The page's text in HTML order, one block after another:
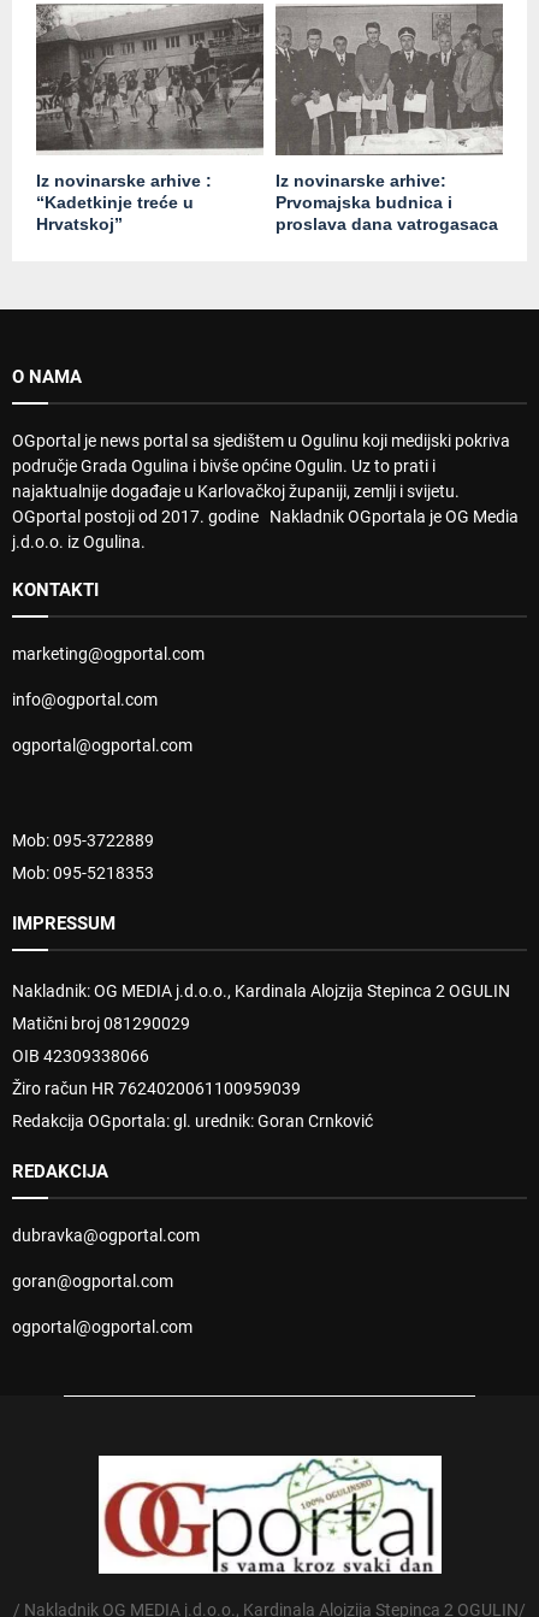
Iz novinarske arhive :
“Kadetkinje treće u
Hrvatskoj”
Iz novinarske arhive:
Prvomajska budnica i
proslava dana vatrogasaca
O NAMA
OGportal je news portal sa sjedištem u Ogulinu koji medijski pokriva
područje Grada Ogulina i bivše općine Ogulin. Uz to prati i
najaktualnije događaje u Karlovačkoj županiji, zemlji i svijetu.
OGportal postoji od 2017. godine Nakladnik OGportala je OG Media
j.d.o.o. iz Ogulina.
KONTAKTI
marketing@ogportal.com
info@ogportal.com
ogportal@ogportal.com
Mob: 095-3722889
Mob: 095-5218353
IMPRESSUM
Nakladnik: OG MEDIA j.d.o.o., Kardinala Alojzija Stepinca 2 OGULIN
Matični broj 081290029
OIB 42309338066
Žiro račun HR 7624020061100959039
Redakcija OGportala: gl. urednik: Goran Crnković
REDAKCIJA
dubravka@ogportal.com
goran@ogportal.com
ogportal@ogportal.com
/ Nakladnik OG MEDIA j.d.o.o., Kardinala Alojzija Stepinca 2 OGULIN/